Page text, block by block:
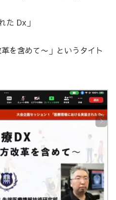
た Dx」
を含めて〜」というタイト